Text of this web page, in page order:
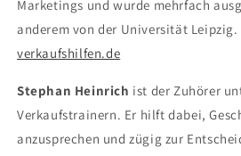
Marketings und wurde mehrfach
anderem von der Universität Leipzig.
verkaufshilfen.de
Stephan Heinrich ist der Zuhörer
Verkaufstrainern. Er hilft dabei,
anzusprechen und zügig zur